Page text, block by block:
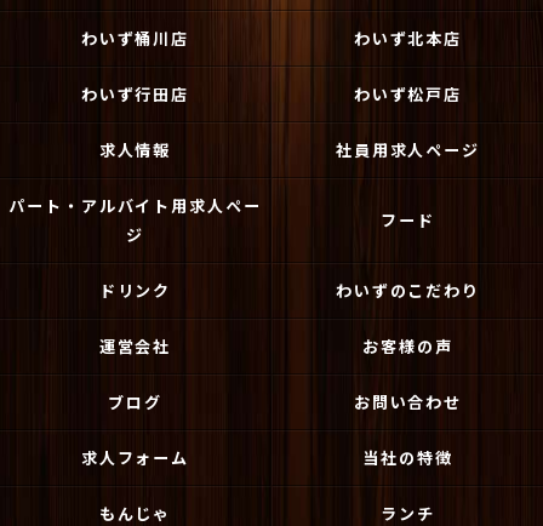
わいず桶川店 わいず北本店
わいず行田店 わいず松戸店
求人情報 社員用求人ページ
パート・アルバイト用求人ペー
ジ
フード
ドリンク わいずのこだわり
運営会社 お客様の声
ブログ お問い合わせ
求人フォーム 当社の特徴
もんじゃ ランチ